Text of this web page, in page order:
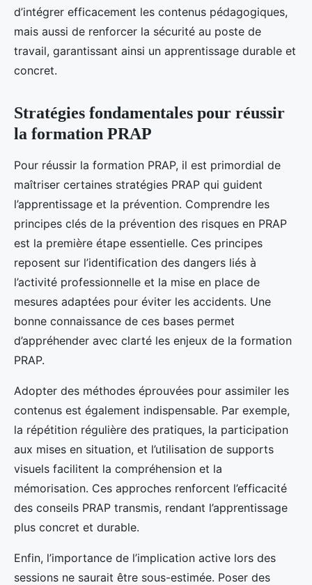
d’intégrer efficacement les contenus pédagogiques,
mais aussi de renforcer la sécurité au poste de
travail, garantissant ainsi un apprentissage durable et
concret.
Stratégies fondamentales pour réussir
la formation PRAP
Pour réussir la formation PRAP, il est primordial de
maîtriser certaines stratégies PRAP qui guident
l’apprentissage et la prévention. Comprendre les
principes clés de la prévention des risques en PRAP
est la première étape essentielle. Ces principes
reposent sur l’identification des dangers liés à
l’activité professionnelle et la mise en place de
mesures adaptées pour éviter les accidents. Une
bonne connaissance de ces bases permet
d’appréhender avec clarté les enjeux de la formation
PRAP.
Adopter des méthodes éprouvées pour assimiler les
contenus est également indispensable. Par exemple,
la répétition régulière des pratiques, la participation
aux mises en situation, et l’utilisation de supports
visuels facilitent la compréhension et la
mémorisation. Ces approches renforcent l’efficacité
des conseils PRAP transmis, rendant l’apprentissage
plus concret et durable.
Enfin, l’importance de l’implication active lors des
sessions ne saurait être sous-estimée. Poser des